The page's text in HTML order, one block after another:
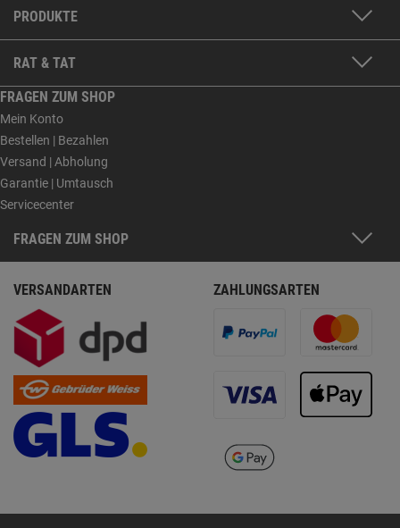
PRODUKTE
RAT & TAT
FRAGEN ZUM SHOP
Mein Konto
Bestellen | Bezahlen
Versand | Abholung
Garantie | Umtausch
Servicecenter
FRAGEN ZUM SHOP
VERSANDARTEN ZAHLUNGSARTEN